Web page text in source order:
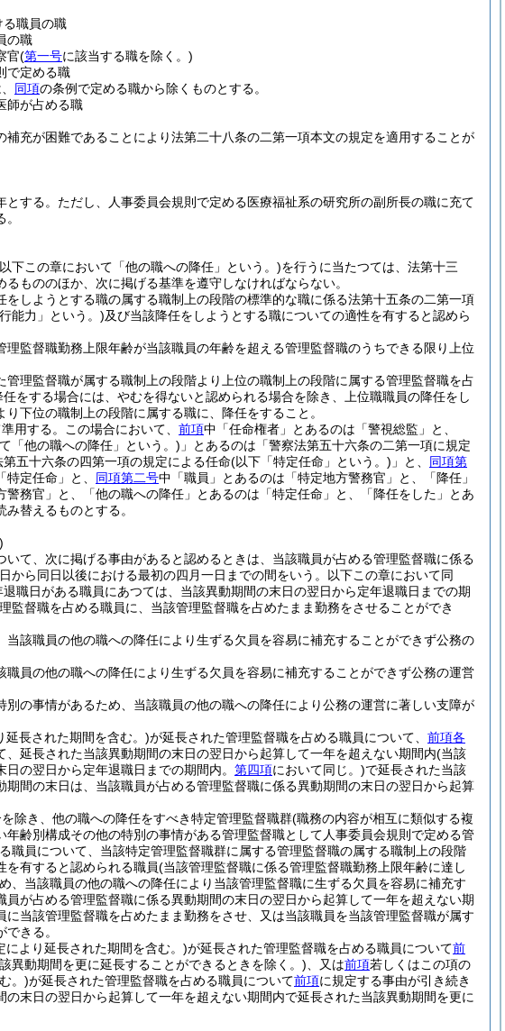
る職員の職
の職
官(第一号に該当する職を除く。)
で定める職
同項の条例で定める職から除くものとする。
師が占める職
充が困難であることにより法第二十八条の二第一項本文の規定を適用することが
する。 ただし、人事委員会規則で定める医療福祉系の研究所の副所長の職に充て
下この章において「他の職への降任」という。)を行うに当たつては、法第十三
もののほか、次に掲げる基準を遵守しなければならない。
しようとする職の属する職制上の段階の標準的な職に係る法第十五条の二第一項
能力」という。)及び当該降任をしようとする職についての適性を有すると認めら
監督職勤務上限年齢が当該職員の年齢を超える管理監督職のうちできる限り上位
理監督職が属する職制上の段階より上位の職制上の段階に属する管理監督職を占
をする場合には、やむを得ないと認められる場合を除き、上位職職員の降任をし
下位の職制上の段階に属する職に、降任をすること。
用する。 この場合において、 前項中「任命権者」とあるのは「警視総監」と、
「他の職への降任」という。) 」とあるのは「警察法第五十六条の二第一項に規定
第五十六条の四第一項の規定による任命(以下「特定任命」という。) 」と、 同項第
定任命」と、 同項第二号中「職員」とあるのは「特定地方警務官」と、「降任」
警務官」と、「他の職への降任」とあるのは「特定任命」と、「降任をした」とあ
替えるものとする。
て、次に掲げる事由があると認めるときは、当該職員が占める管理監督職に係る
ら同日以後における最初の四月一日までの間をいう。以下この章において同
職日がある職員にあつては、当該異動期間の末日の翌日から定年退職日までの期
監督職を占める職員に、当該管理監督職を占めたまま勤務をさせることができ
該職員の他の職への降任により生ずる欠員を容易に補充することができず公務の
員の他の職への降任により生ずる欠員を容易に補充することができず公務の運営
の事情があるため、当該職員の他の職への降任により公務の運営に著しい支障が
延長された期間を含む。)が延長された管理監督職を占める職員について、 前項各
延長された当該異動期間の末日の翌日から起算して一年を超えない期間内(当該
の翌日から定年退職日までの期間内。 第四項において同じ。)で延長された当該
期間の末日は、当該職員が占める管理監督職に係る異動期間の末日の翌日から起算
除き、他の職への降任をすべき特定管理監督職群(職務の内容が相互に類似する複
齢別構成その他の特別の事情がある管理監督職として人事委員会規則で定める管
職員について、当該特定管理監督職群に属する管理監督職の属する職制上の段階
を有すると認められる職員(当該管理監督職に係る管理監督職勤務上限年齢に達し
、当該職員の他の職への降任により当該管理監督職に生ずる欠員を容易に補充す
が占める管理監督職に係る異動期間の末日の翌日から起算して一年を超えない期
当該管理監督職を占めたまま勤務をさせ、又は当該職員を当該管理監督職が属す
きる。
により延長された期間を含む。)が延長された管理監督職を占める職員について前
異動期間を更に延長することができるときを除く。) 、又は前項若しくはこの項の
。)が延長された管理監督職を占める職員について前項に規定する事由が引き続き
末日の翌日から起算して一年を超えない期間内で延長された当該異動期間を更に